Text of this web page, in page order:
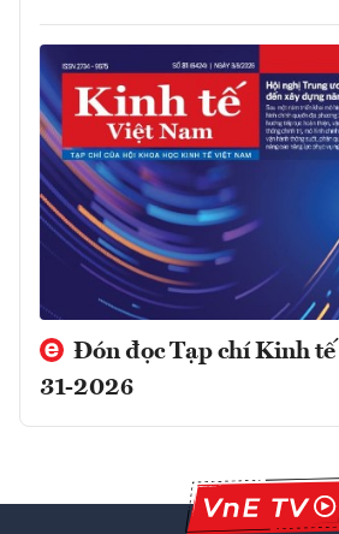
Đón đọc Tạp chí Kinh tế
31-2026